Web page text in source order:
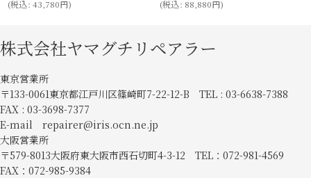
(税込: 43,780円)
(税込: 88,880円)
株式会社ヤマグチリペアラー
東京営業所
〒133-0061東京都江戸川区篠崎町7-22-12-B TEL : 03-6638-7388
FAX : 03-3698-7377
E-mail repairer@iris.ocn.ne.jp
大阪営業所
〒579-8013大阪府東大阪市西石切町4-3-12 TEL：072-981-4569
FAX：072-985-9384